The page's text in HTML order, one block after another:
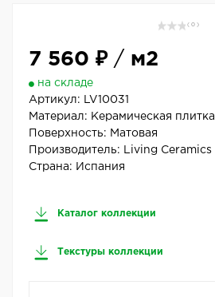
( 0 )
7 560 ₽/ м2
на складе
Артикул:
LV10031
Материал: Керамическая плитка
Поверхность: Матовая
Производитель:
Living Ceramics
Страна: Испания
Каталог коллекции
Текстуры коллекции